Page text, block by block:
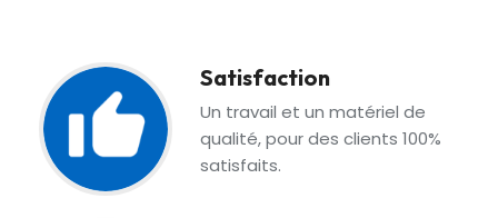
Satisfaction
Un travail et un matériel de
qualité, pour des clients 100%
satisfaits.